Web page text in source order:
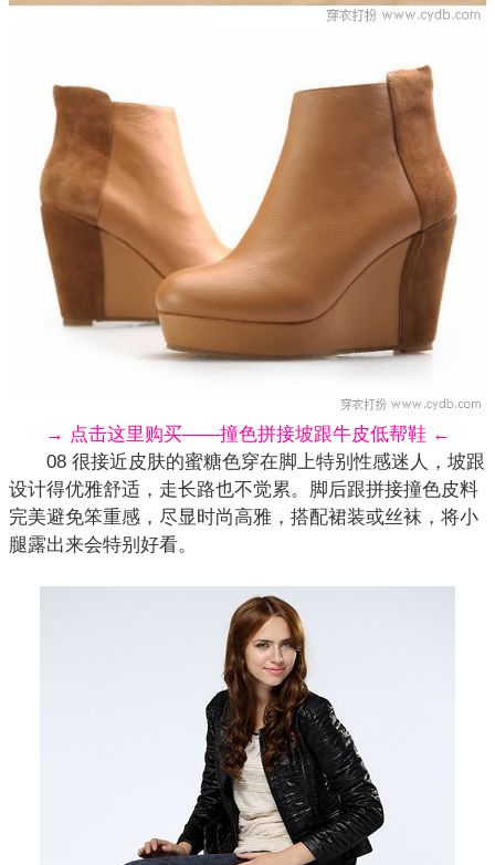
→ 点击这里购买——撞色拼接坡跟牛皮低帮鞋 ←
08 很接近皮肤的蜜糖色穿在脚上特别性感迷人，坡跟
设计得优雅舒适，走长路也不觉累。脚后跟拼接撞色皮料
完美避免笨重感，尽显时尚高雅，搭配裙装或丝袜，将小
腿露出来会特别好看。